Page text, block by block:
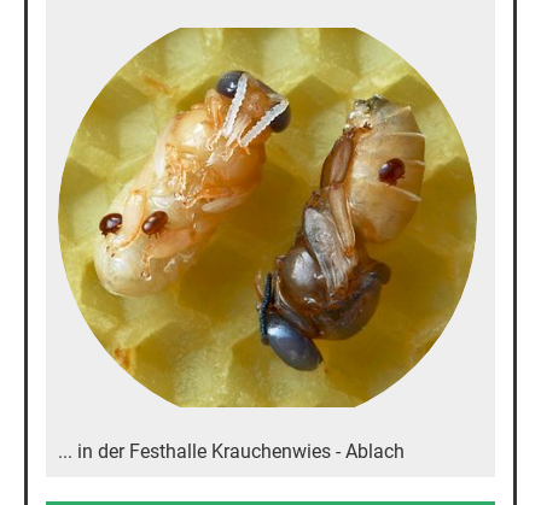
... in der Festhalle Krauchenwies - Ablach